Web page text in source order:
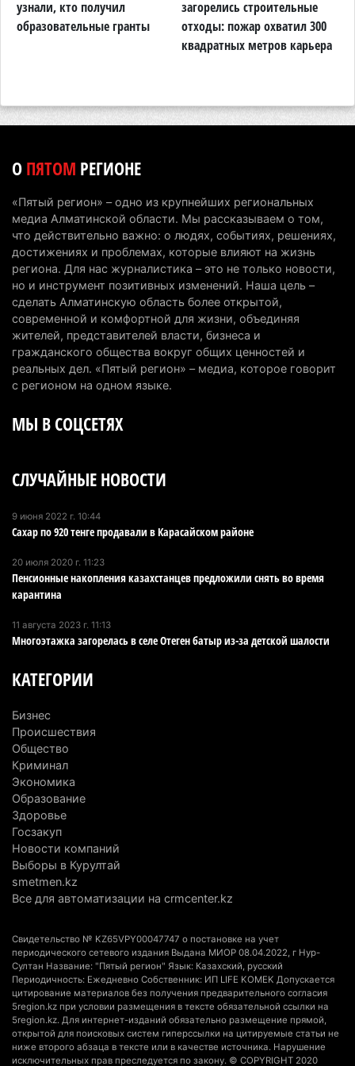
Алматинской области начали действовать новые
тарифы
210
первоклассников начнут учить искусственному
6 августа 2026 г. 10:47
Казахстанцы назвали доход, при котором не
считают себя бедными
6 августа 2026 г. 09:52 161
Пожар в Аксайском ущелье под Алматы
полностью ликвидирован спустя три дня
6 августа 2026 г. 08:51 236
в Алматинской области
Казахстан стал лидером Центральной Азии в
5 августа 2026 г. 13:55
топлива для самолетов: пилотный проект
запустят в Алатау
Туриста с тяжелыми травмами эвакуировали в
5 августа 2026 г. 11:23
Хозяина собак, едва не загрызших ребенка в
Алматинской области, судят спустя год после
трагедии
5 августа 2026 г. 09:17
В Алматинской области запустят производство
катеров для Formula-1 H2O и откроют академию
пилотов
5 августа 2026 г. 08:29
В Alatau City Authority назначили нового
4 августа 2026 г. 20:22 110
Партия «Әділет» предложила превратить
университеты в центры технологий и новых
рабочих мест
4 августа 2026 г. 15:11 181
узнали, кто получил
образовательные гранты
загорелись строительные
отходы: пожар охватил 300
квадратных метров карьера
ОПЯТОМ РЕГИОНЕ
«Пятый регион» – одно из крупнейших региональных
медиа Алматинской области. Мы рассказываем о том,
что действительно важно: о людях, событиях, решениях,
достижениях и проблемах, которые влияют на жизнь
региона. Для нас журналистика – это не только новости,
но и инструмент позитивных изменений. Наша цель –
сделать Алматинскую область более открытой,
современной и комфортной для жизни, объединяя
жителей, представителей власти, бизнеса и
гражданского общества вокруг общих ценностей и
реальных дел. «Пятый регион» – медиа, которое говорит
с регионом на одном языке.
МЫ В СОЦСЕТЯХ
СЛУЧАЙНЫЕ НОВОСТИ
9 июня 2022 г. 10:44
Сахар по 920 тенге продавали в Карасайском районе
20 июля 2020 г. 11:23
Пенсионные накопления казахстанцев предложили снять во время
карантина
11 августа 2023 г. 11:13
Многоэтажка загорелась в селе Отеген батыр из-за детской шалости
КАТЕГОРИИ
Бизнес
Происшествия
Общество
Криминал
Экономика
Образование
Здоровье
Госзакуп
Новости компаний
Выборы в Курултай
smetmen.kz
Все для автоматизации на crmcenter.kz
Свидетельство № KZ65VPY00047747 о постановке на учет
периодического сетевого издания Выдана МИОР 08.04.2022, г Нур-
Султан Название: "Пятый регион" Язык: Казахский, русский
Периодичность: Ежедневно Собственник: ИП LIFE KOMEK Допускается
цитирование материалов без получения предварительного согласия
5region.kz при условии размещения в тексте обязательной ссылки на
5region.kz. Для интернет-изданий обязательно размещение прямой,
открытой для поисковых систем гиперссылки на цитируемые статьи не
ниже второго абзаца в тексте или в качестве источника. Нарушение
исключительных прав преследуется по закону. © COPYRIGHT 2020